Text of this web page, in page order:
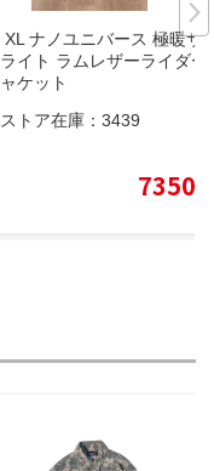
XL ナノユニバース 極暖サ
イト ラムレザーライダー
ケット
トア在庫： 3439
7350